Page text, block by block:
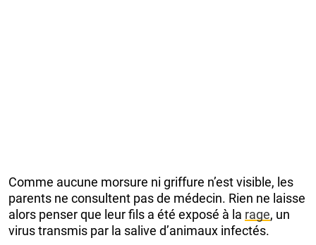
Comme aucune morsure ni griffure n’est visible, les
parents ne consultent pas de médecin. Rien ne laisse
alors penser que leur fils a été exposé à la rage, un
virus transmis par la salive d’animaux infectés.